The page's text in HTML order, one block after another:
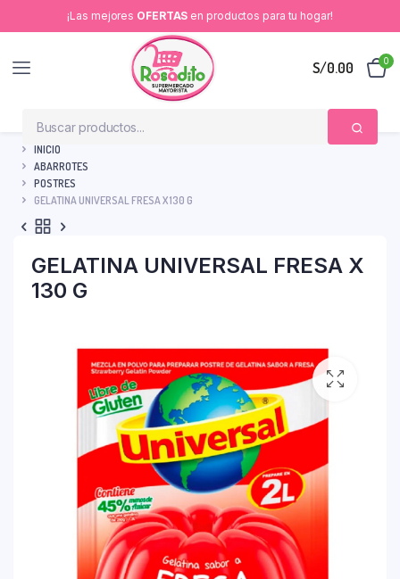
¡Las mejores OFERTAS en productos para tu hogar!
S/0.00 0
INICIO
ABARROTES
POSTRES
GELATINA UNIVERSAL FRESA X 130 G
GELATINA UNIVERSAL FRESA X
130 G